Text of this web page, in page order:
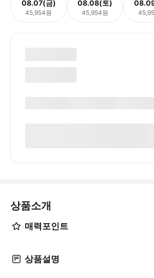
08.07(금)
45,954원
08.08(토)
45,954원
상품소개
매력포인트
상품설명